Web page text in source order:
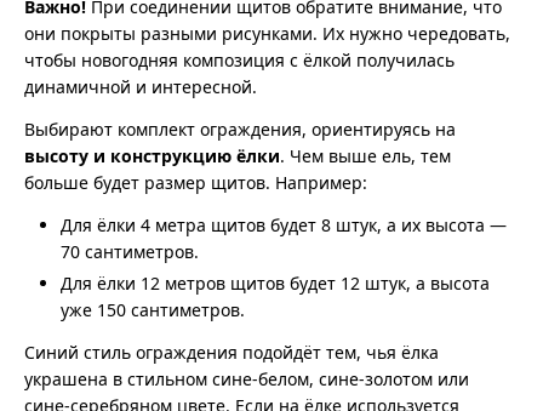
Важно! При соединении щитов обратите внимание, что
они покрыты разными рисунками. Их нужно чередовать,
чтобы новогодняя композиция с ёлкой получилась
динамичной и интересной.
Выбирают комплект ограждения, ориентируясь на
высоту и конструкцию ёлки. Чем выше ель, тем
больше будет размер щитов. Например:
Для ёлки 4 метра щитов будет 8 штук, а их высота —
70 сантиметров.
Для ёлки 12 метров щитов будет 12 штук, а высота
уже 150 сантиметров.
Синий стиль ограждения подойдёт тем, чья ёлка
украшена в стильном сине-белом, сине-золотом или
сине-серебряном цвете. Если на ёлке используется